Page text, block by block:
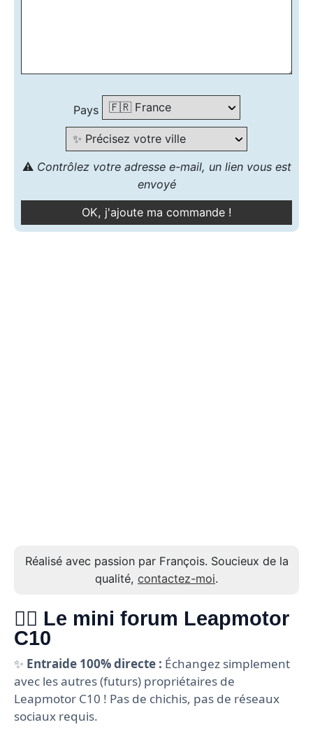
Pays
⚠️ Contrôlez votre adresse e-mail, un lien vous est
envoyé
Réalisé avec passion par François. Soucieux de la
qualité, contactez-moi.
🙋‍♂️ Le mini forum Leapmotor
C10
✨ Entraide 100% directe : Échangez simplement
avec les autres (futurs) propriétaires de
Leapmotor C10 ! Pas de chichis, pas de réseaux
sociaux requis.